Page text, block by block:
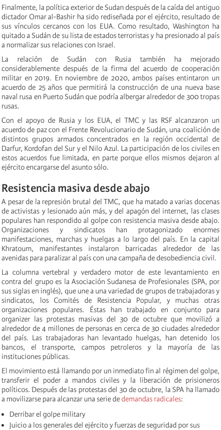
Finalmente, la política exterior de Sudan después de la caída del antiguo
dictador Omar al-Bashir ha sido rediseñada por el ejército, resultado de
sus vínculos cercanos con los EUA. Como resultado, Washington ha
quitado a Sudán de su lista de estados terroristas y ha presionado al país
a normalizar sus relaciones con Israel.
La relación de Sudán con Rusia también ha mejorado
considerablemente después de la firma del acuerdo de cooperación
militar en 2019. En noviembre de 2020, ambos países entintaron un
acuerdo de 25 años que permitirá la construcción de una nueva base
naval rusa en Puerto Sudán que podría albergar alrededor de 300 tropas
rusas.
Con el apoyo de Rusia y los EUA, el TMC y las RSF alcanzaron un
acuerdo de paz con el Frente Revolucionario de Sudán, una coalición de
distintos grupos armados concentrados en la región occidental de
Darfur, Kordofan del Sur y el Nilo Azul. La participación de los civiles en
estos acuerdos fue limitada, en parte porque ellos mismos dejaron al
ejército encargarse del asunto sólo.
Resistencia masiva desde abajo
A pesar de la represión brutal del TMC, que ha matado a varias docenas
de activistas y lesionado aún más, y del apagón del internet, las clases
populares han respondido al golpe con resistencia masiva desde abajo.
Organizaciones y sindicatos han protagonizado enormes
manifestaciones, marchas y huelgas a lo largo del país. En la capital
Khratoum, manifestantes instalaron barricadas alrededor de las
avenidas para paralizar al país con una campaña de desobediencia civil.
La columna vertebral y verdadero motor de este levantamiento en
contra del grupo es la Asociación Sudanesa de Profesionales (SPA, por
sus siglas en inglés), que une a una variedad de grupos de trabajadoras y
sindicatos, los Comités de Resistencia Popular, y muchas otras
organizaciones populares. Éstas han trabajado en conjunto para
organizer las protestas masivas del 30 de octubre que movilizó a
alrededor de 4 millones de personas en cerca de 30 ciudades alrededor
del país. Las trabajadoras han levantado huelgas, han detenido los
bancos, el transporte, campos petroleros y la mayoría de las
instituciones públicas.
El movimiento está llamando por un inmediato fin al régimen del golpe,
transferir el poder a mandos civiles y la liberación de prisioneros
políticos. Después de las protestas del 30 de octubre, la SPA ha llamado
a movilizarse para alcanzar una serie dedemandas radicales:
Derribar el golpe military
Juicio a los generales del ejército y fuerzas de seguridad por sus